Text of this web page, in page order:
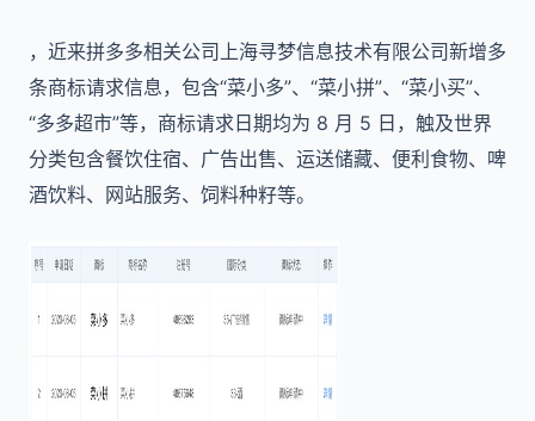
，近来拼多多相关公司上海寻梦信息技术有限公司新增多
条商标请求信息，包含“菜小多”、“菜小拼”、“菜小买”、
“多多超市”等，商标请求日期均为 8 月 5 日，触及世界
分类包含餐饮住宿、广告出售、运送储藏、便利食物、啤
酒饮料、网站服务、饲料种籽等。